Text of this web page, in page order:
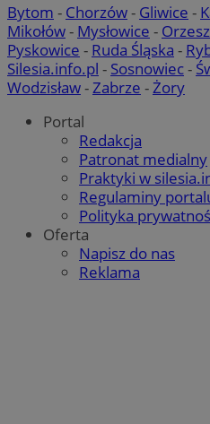
Bytom - Chorzów- Gliwice -
Mikołów- Mysłowice -
Pyskowice - Ruda Śląska -
Silesia.info.pl - Sosnowiec-
Wodzisław-Zabrze -Żory
Portal
Redakcja
Patronat medialny
Praktyki w
Regulaminy
Polityka
Oferta
Napisz do nas
Reklama